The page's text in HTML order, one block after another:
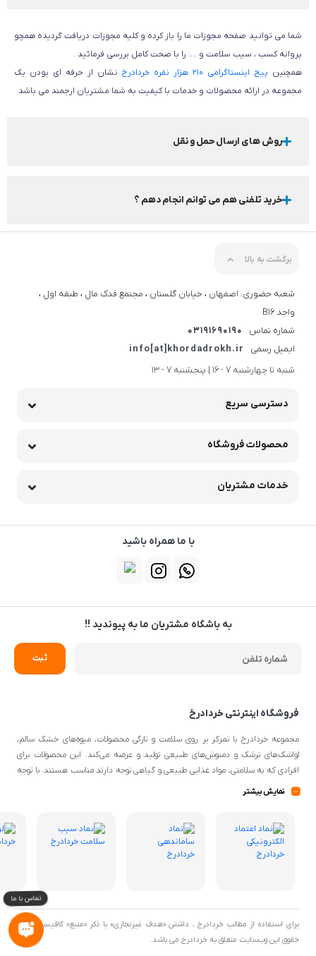
شما می توانید صفحه مجوزات ما را باز کرده و کلیه مجوزات دریافت گردیده همچو
پروانه کسب ، سیب سلامت و …. را با صحت کامل بررسی فرمائید .
همچنین پیج اینستاگرامی 210 هزار نفره خردادرخ
نشان از حرفه ای بودن یک
مجموعه در ارائه محصولات و خدمات با کیفیت به شما مشتریان ارجمند می باشد
روش های ارسال حمل و نقل
خرید تلفنی هم می توانم انجام دهم ؟
برگشت به بالا
شعبه حضوری: اصفهان ، خیابان گلستان ، مجتمع فدک مال ، طبقه اول ،
واحد B16
شماره تماس
03191690190
ایمیل رسمی
info[at]khordadrokh.ir
شنبه تا چهارشنبه 7 - 16 | پنجشنبه 7 - 13
دسترسی سریع
محصولات فروشگاه
خدمات مشتریان
با ما همراه باشید
به باشگاه مشتریان ما به پیوندید !!
فروشگاه اینترنتی خردادرخ
مجموعه خردادرخ با تمرکز بر روی سلامت و تازگی محصولات، میوه‌های خشک سالم،
لواشک‌های ترشک و دمنوش‌های طبیعی تولید و عرضه می‌کند. این محصولات برای
افرادی که به سلامتی، مواد غذایی طبیعی و گیاهی توجه دارند مناسب هستند. با توجه
به اینکه از مواد اولیه طبیعی و کیفیتی برای تهیه محصولات استفاده می‌شود، می‌توانند
نمایش بیشتر
برای استفاده از مطالب خردادرخ ، داشتن «هدف غیرتجاری» با ذکر «منبع» کافیست. تمام
حقوق اين وب‌سايت متعلق به خردادرخ می باشد.